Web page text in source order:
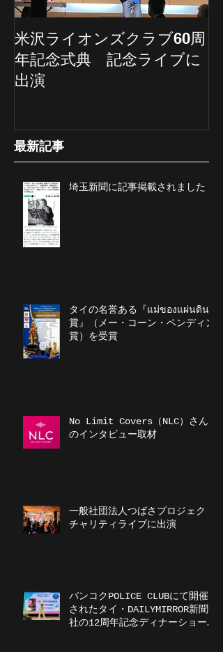
最新記事
米沢ライオンズクラブ60周
年記念式典 記念ライブに
出演
埼玉新聞に記事掲載されました
タイの名誉ある『แม่ของแผ่นดิน
賞』（メー・コーン・ペンディン
賞）を受賞
No Limit Covers（NLC）さん
のインタビュー取材
一般社団法人つばさプロジェクト
チャリティライブに出演
バンコクPOLICE CLUBにて開催
されたタイ・DAILYMIRROR新聞
社の12周年記念ディナーショーに